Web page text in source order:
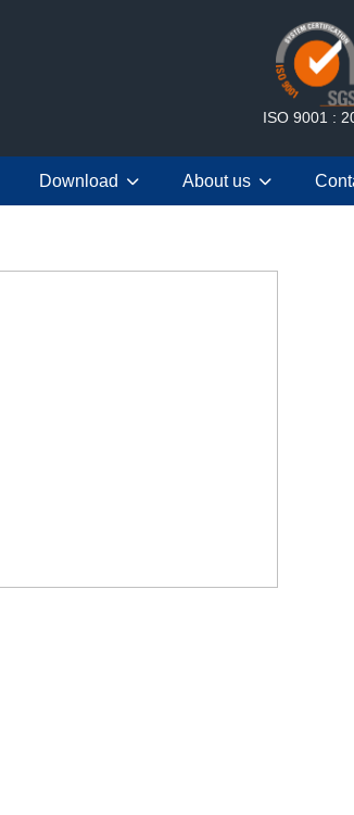
ISO 9001 :
Download About us